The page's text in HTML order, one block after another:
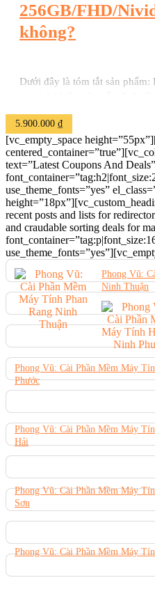
256GB/FHD/
không?
Dưới đây là tóm tắt sản
7200U. Bộ nhớ RAM 8GB
card đồ họa rời NVIDIA
Full HD hiển thị hình ảnh sắc
và bền bỉ. Là lựa chọn lý ...
5.900.000 ₫
[vc_empty_space
text=”Latest Coupons And Deals”
use_theme_fonts=”yes”
recent posts and lists for
and craudable sorting deals for
Phong Vũ:
Ninh Thuận
Phong Vũ: Cài Phần Mềm Máy
Phước
Phong Vũ: Cài Phần Mềm Máy
Hải
Phong Vũ: Cài Phần Mềm Máy
Sơn
Phong Vũ: Cài Phần Mềm Máy